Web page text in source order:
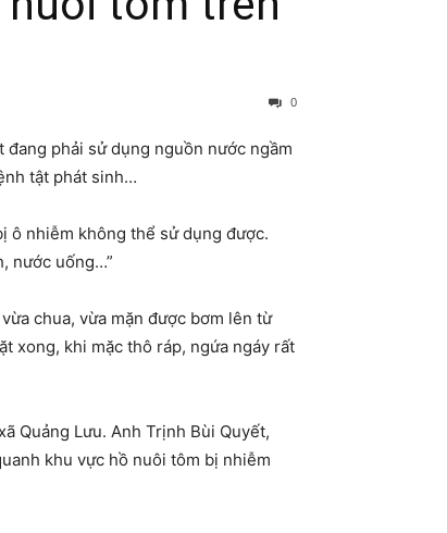
0
đang phải sử dụng nguồn nước ngầm
tật phát sinh…
ô nhiễm không thể sử dụng được.
nước uống…”
chua, vừa mặn được bơm lên từ
xong, khi mặc thô ráp, ngứa ngáy rất
Quảng Lưu. Anh Trịnh Bùi Quyết,
khu vực hồ nuôi tôm bị nhiễm